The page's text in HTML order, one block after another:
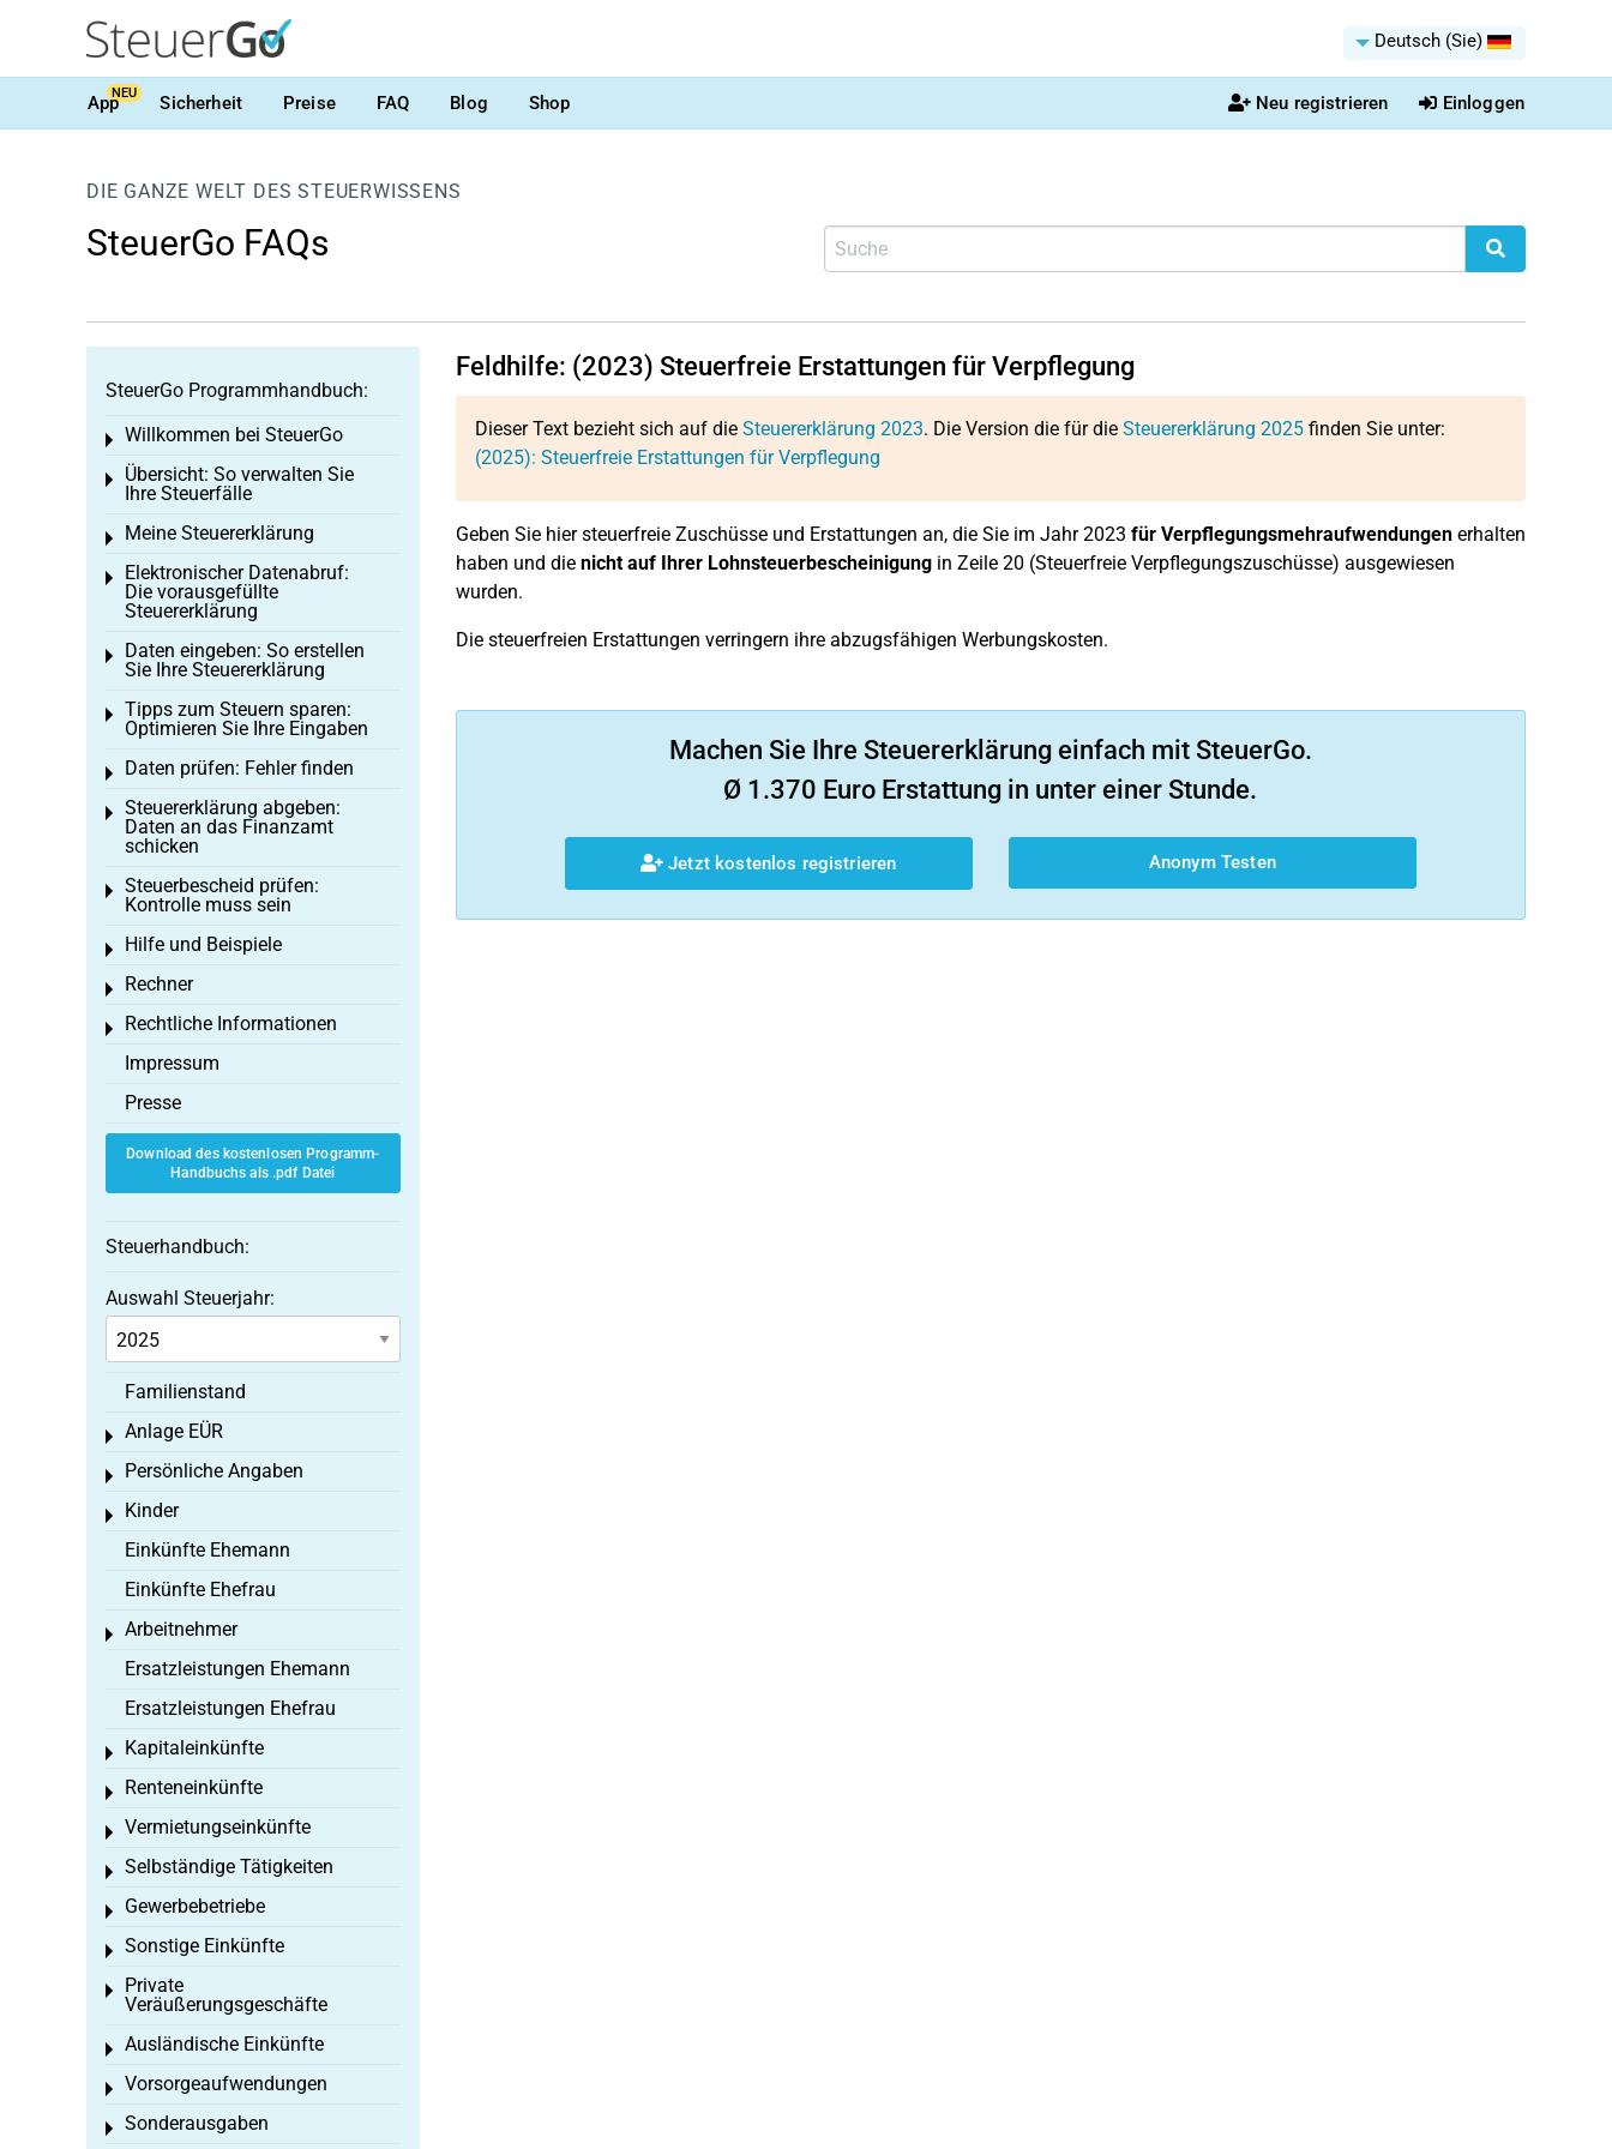
Deutsch (Sie)
AppNEU Sicherheit Preise FAQ Blog Shop Neu registrieren Einloggen
DIE GANZE WELT DES STEUERWISSENS
SteuerGo FAQs
Feldhilfe: (2023) Steuerfreie Erstattungen für Verpflegung
Dieser Text bezieht sich auf die Steuererklärung 2023. Die Version die für die Steuererklärung 2025finden Sie unter:
(2025): Steuerfreie Erstattungen für Verpflegung
Geben Sie hier steuerfreie Zuschüsse und Erstattungen an, die Sie im Jahr 2023 für Verpflegungsmehraufwendungenerhalten
haben und die nicht auf Ihrer Lohnsteuerbescheinigungin Zeile 20 (Steuerfreie Verpflegungszuschüsse) ausgewiesen
wurden.
Die steuerfreien Erstattungen verringern ihre abzugsfähigen Werbungskosten.
Machen Sie Ihre Steuererklärung einfach mit SteuerGo.
Ø 1.370 Euro Erstattung in unter einer Stunde.
Jetzt kostenlos registrieren Anonym Testen
SteuerGo Programmhandbuch:
Willkommen bei SteuerGo
Toggle menu
Übersicht: So verwalten Sie
Ihre Steuerfälle
Toggle menu
Meine Steuererklärung
Toggle menu
Elektronischer Datenabruf:
Die vorausgefüllte
Steuererklärung
Toggle menu
Daten eingeben: So erstellen
Sie Ihre Steuererklärung
Toggle menu
Tipps zum Steuern sparen:
Optimieren Sie Ihre Eingaben
Toggle menu
Daten prüfen: Fehler finden
Toggle menu
Steuererklärung abgeben:
Daten an das Finanzamt
schicken
Toggle menu
Steuerbescheid prüfen:
Kontrolle muss sein
Toggle menu
Hilfe und Beispiele
Toggle menu
Rechner
Toggle menu
Rechtliche Informationen
Toggle menu
Impressum
Presse
Download des kostenlosen Programm-
Handbuchs als .pdf Datei
Steuerhandbuch:
Auswahl Steuerjahr:
Familienstand
Anlage EÜR
Toggle menu
Persönliche Angaben
Toggle menu
Kinder
Toggle menu
Einkünfte Ehemann
Einkünfte Ehefrau
Arbeitnehmer
Toggle menu
Ersatzleistungen Ehemann
Ersatzleistungen Ehefrau
Kapitaleinkünfte
Toggle menu
Renteneinkünfte
Toggle menu
Vermietungseinkünfte
Toggle menu
Selbständige Tätigkeiten
Toggle menu
Gewerbebetriebe
Toggle menu
Sonstige Einkünfte
Toggle menu
Private
Veräußerungsgeschäfte
Toggle menu
Ausländische Einkünfte
Toggle menu
Vorsorgeaufwendungen
Toggle menu
Sonderausgaben
Toggle menu